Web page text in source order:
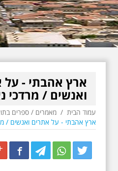
ארץ אהבתי - על
ואנשים / מרדכי
עמוד הבית / מאמרים / ספרים
ארץ אהבתי - על אתרים ואנשים /
Twitter
Twitter
Twitter